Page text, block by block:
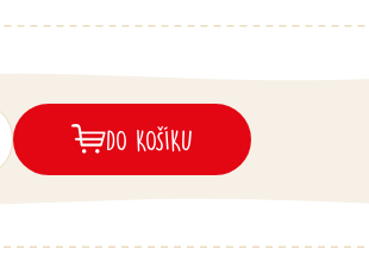
DO KOŠÍKU